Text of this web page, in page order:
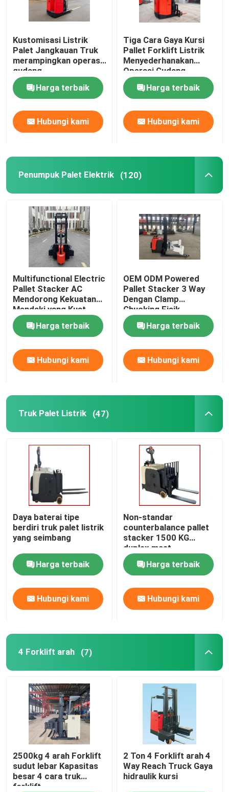
Truk Lift Double Reach
Pemesanan truk forklift
Kendaraan AGV yang dipandu secara otomatis
Truk forklift counter-balance listrik
Kustomisasi Listrik
Palet Jangkauan Truk
merampingkan operasi
gudang
Harga terbaik
Hubungi kami
Tiga Cara Gaya Kursi
Pallet Forklift Listrik
Menyederhanakan
Operasi Gudang
Harga terbaik
Hubungi kami
Penumpuk Palet Elektrik (120)
Multifunctional Electric
Pallet Stacker AC
Mendorong Kekuatan
Mendaki yang Kuat
Harga terbaik
Hubungi kami
OEM ODM Powered
Pallet Stacker 3 Way
Dengan Clamp
Chucking Fisik
Harga terbaik
Hubungi kami
Truk Palet Listrik (47)
Daya baterai tipe
berdiri truk palet listrik
yang seimbang
Harga terbaik
Hubungi kami
Non-standar
counterbalance pallet
stacker 1500 KG
duplex mast
Harga terbaik
Hubungi kami
4 Forklift arah (7)
2500kg 4 arah Forklift
sudut lebar Kapasitas
besar 4 cara truk
forklift
2 Ton 4 Forklift arah 4
Way Reach Truck Gaya
hidraulik kursi